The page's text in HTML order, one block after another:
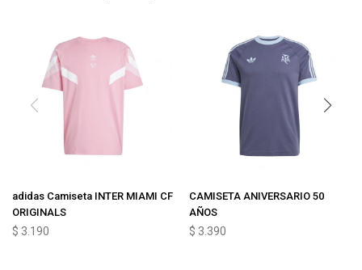
adidas Camiseta INTER MIAMI CF
ORIGINALS
$ 3.190
CAMISETA ANIVERSARIO 50
AÑOS
$ 3.390